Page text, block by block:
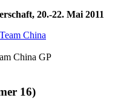
20.-22. Mai 2011
China GP
16)